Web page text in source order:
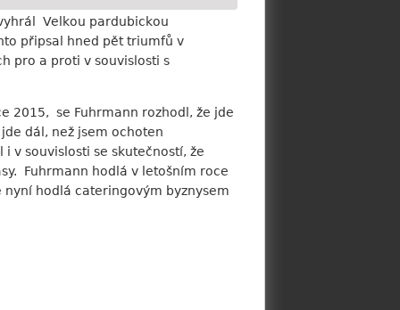
Velkou pardubickou
připsal hned pět triumfů v
pro a proti v souvislosti s
2015, se Fuhrmann rozhodl, že jde
dál, než jsem ochoten
v souvislosti se skutečností, že
Fuhrmann hodlá v letošním roce
hodlá cateringovým byznysem